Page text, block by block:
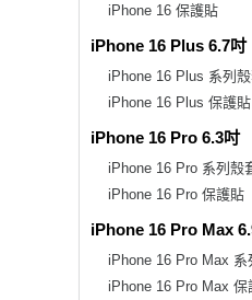
iPhone 16 保護貼
iPhone 16 Plus 6.7吋
iPhone 16 Plus 系列
iPhone 16 Plus 保護貼
iPhone 16 Pro 6.3吋
iPhone 16 Pro 系列殼
iPhone 16 Pro 保護貼
iPhone 16 Pro Max
iPhone 16 Pro Max 系
iPhone 16 Pro Max 保